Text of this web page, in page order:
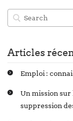
Articles
Emploi :
Un mission sur
suppression